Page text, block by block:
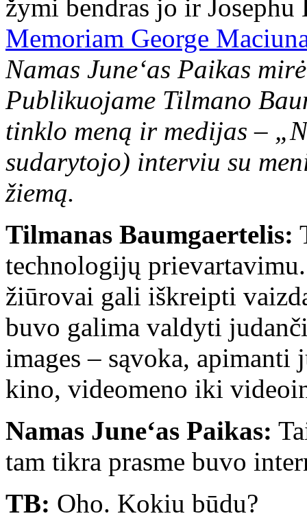
žymi bendras jo ir Josephu
Memoriam George
Namas June‘as Paikas
Publikuojame Tilmano
tinklo meną ir medijas –
sudarytojo) interviu su
žiemą.
Tilmanas Baumgaertelis:
technologijų
žiūrovai gali iškreipti
buvo galima valdyti
images – sąvoka, apimanti
kino, videomeno iki
Namas June‘as Paikas:
tam tikra prasme buvo
TB: Oho. Kokiu būdu?